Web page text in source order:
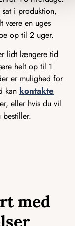
i produktion,
være en uges
op til 2 uger.
lidt længere tid
helt op til 1
er mulighed for
kan kontakte
eller hvis du vil
med